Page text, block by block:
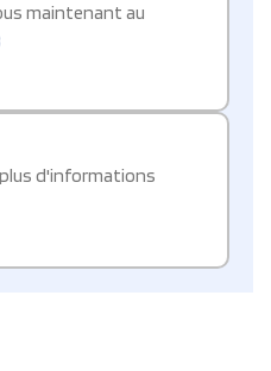
maintenant au
d'informations